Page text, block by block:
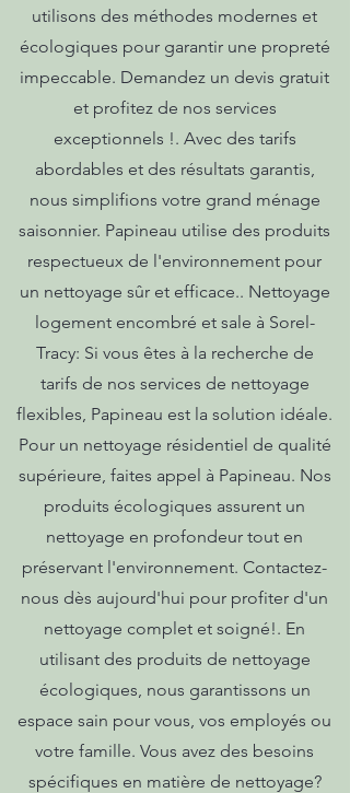
utilisons des méthodes modernes et
écologiques pour garantir une propreté
impeccable. Demandez un devis gratuit
et profitez de nos services
exceptionnels !. Avec des tarifs
abordables et des résultats garantis,
nous simplifions votre grand ménage
saisonnier. Papineau utilise des produits
respectueux de l'environnement pour
un nettoyage sûr et efficace.. Nettoyage
logement encombré et sale à Sorel-
Tracy: Si vous êtes à la recherche de
tarifs de nos services de nettoyage
flexibles, Papineau est la solution idéale.
Pour un nettoyage résidentiel de qualité
supérieure, faites appel à Papineau. Nos
produits écologiques assurent un
nettoyage en profondeur tout en
préservant l'environnement. Contactez-
nous dès aujourd'hui pour profiter d'un
nettoyage complet et soigné!. En
utilisant des produits de nettoyage
écologiques, nous garantissons un
espace sain pour vous, vos employés ou
votre famille. Vous avez des besoins
spécifiques en matière de nettoyage?